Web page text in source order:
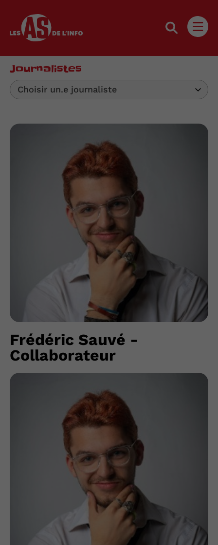
Les as de l'info
Journalistes
Choisir un.e journaliste
Frédéric Sauvé -
Collaborateur